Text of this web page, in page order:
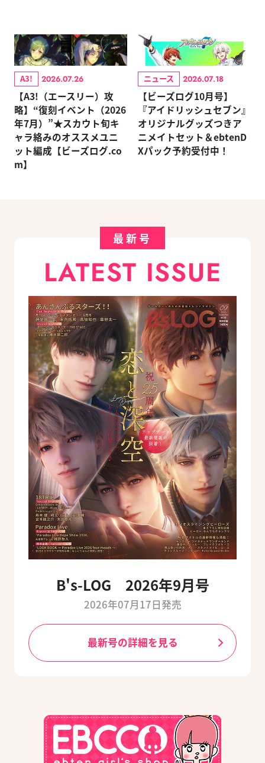
A3! 2026.07.26
【A3!（エースリー）攻
略】“復刻イベント（2026
年7月）”★スカウト旬キ
ャラ絡みのオススメユニ
ット編成【ビーズログ.co
m】
ニュース 2026.07.18
【ビーズログ10月号】
『アイドリッシュセブン』
オリジナルグッズつきア
ニメイトセット＆ebtenD
Xパック予約受付中！
最新号
LATEST ISSUE
B's-LOG 2026年9月号
2026年07月17日発売
最新号の詳細を見る